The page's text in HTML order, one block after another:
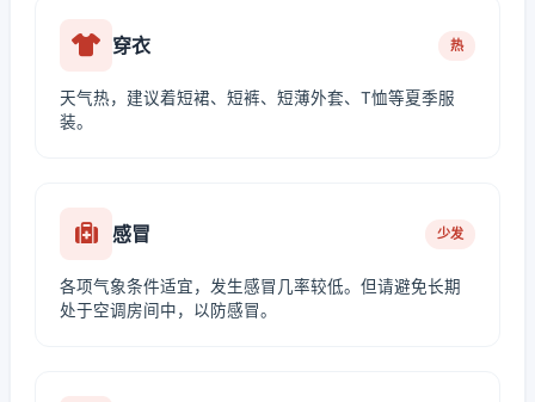
穿衣 热
天气热，建议着短裙、短裤、短薄外套、T恤等夏季服
装。
感冒 少发
各项气象条件适宜，发生感冒几率较低。但请避免长期
处于空调房间中，以防感冒。